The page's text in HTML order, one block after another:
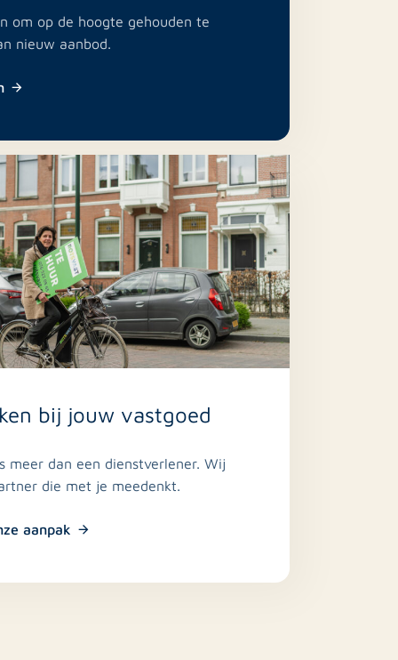
om op de hoogte gehouden te
nieuw aanbod.
bij jouw vastgoed
meer dan een dienstverlener. Wij
die met je meedenkt.
aanpak